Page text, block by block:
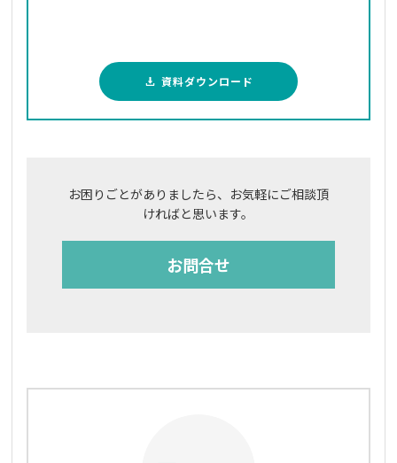
資料ダウンロード
お困りごとがありましたら、お気軽にご相談頂
ければと思います。
お問合せ